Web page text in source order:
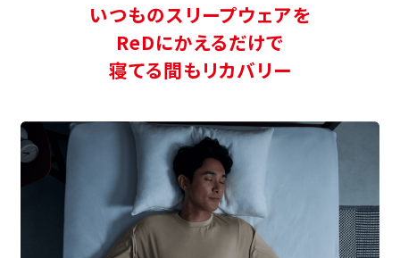
いつものスリープウェアを
ReDにかえるだけで
寝てる間もリカバリー